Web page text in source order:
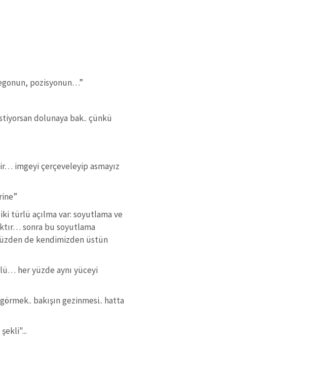
pozisyonun…”
dolunaya bak.. çünkü
imgeyi çerçeveleyip asmayız
türlü açılma var: soyutlama ve
sonra bu soyutlama
de kendimizden üstün
her yüzde aynı yüceyi
bakışın gezinmesi.. hatta